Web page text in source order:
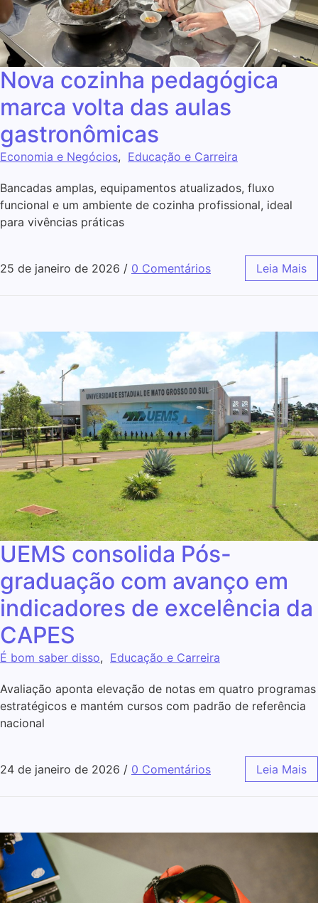
Nova cozinha pedagógica
marca volta das aulas
gastronômicas
Economia e Negócios, Educação e Carreira
Bancadas amplas, equipamentos atualizados, fluxo
funcional e um ambiente de cozinha profissional, ideal
para vivências práticas
25 de janeiro de 2026 / 0 Comentários Leia Mais
UEMS consolida Pós-
graduação com avanço em
indicadores de excelência da
CAPES
É bom saber disso, Educação e Carreira
Avaliação aponta elevação de notas em quatro programas
estratégicos e mantém cursos com padrão de referência
nacional
24 de janeiro de 2026 / 0 Comentários Leia Mais